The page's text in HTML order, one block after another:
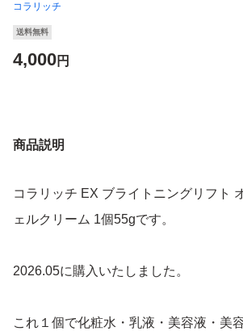
コラリッチ
送料無料
4,000円
商品説明
コラリッチ EX ブライトニングリフト
ェルクリーム 1個55gです。
2026.05に購入いたしました。
これ１個で化粧水・乳液・美容液・美